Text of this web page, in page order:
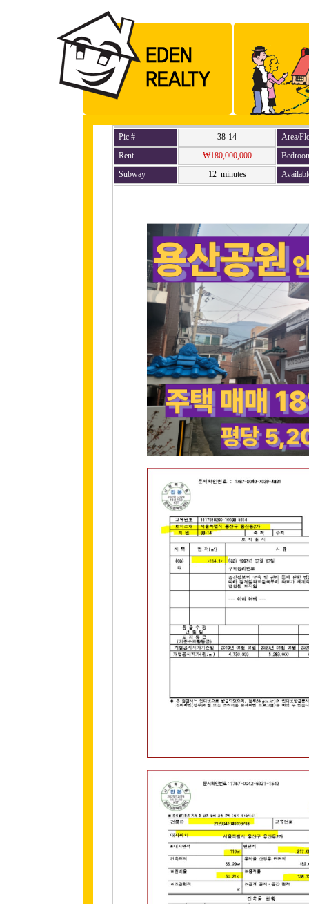
Pic # 38-14
Area/
Rent
₩180,000,000
Subway
12 minutes